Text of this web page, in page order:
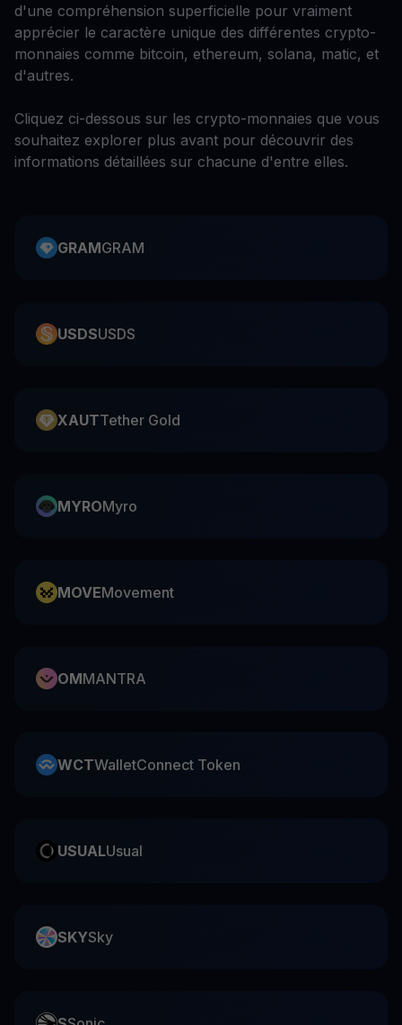
d'une compréhension superficielle pour vraiment
apprécier le caractère unique des différentes crypto-
monnaies comme bitcoin, ethereum, solana, matic, et
d'autres.
Cliquez ci-dessous sur les crypto-monnaies que vous
souhaitez explorer plus avant pour découvrir des
informations détaillées sur chacune d'entre elles.
GRAMGRAM
USDSUSDS
XAUTTether Gold
MYROMyro
MOVEMovement
OMMANTRA
WCTWalletConnect Token
USUALUsual
SKYSky